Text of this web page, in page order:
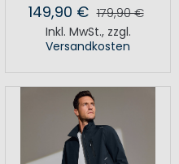
149,90 € 179,90 €
Inkl. MwSt., zzgl.
Versandkosten